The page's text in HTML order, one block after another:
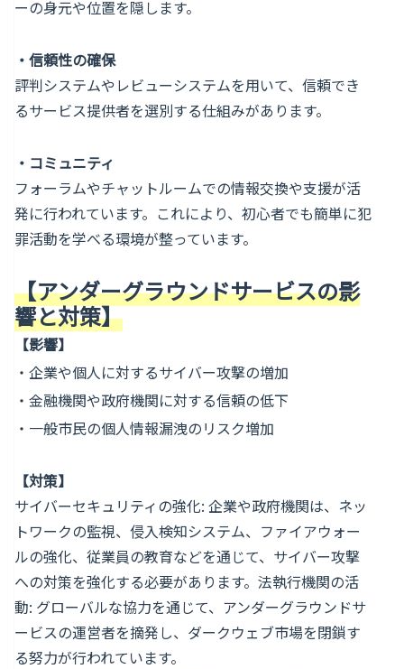
ーの身元や位置を隠します。
・ 信頼性の確保
評判システムやレビューシステムを用いて、信頼でき
るサービス提供者を選別する仕組みがあります。
・ コミュニティ
フォーラムやチャットルームでの情報交換や支援が活
発に行われています。これにより、初心者でも簡単に犯
罪活動を学べる環境が整っています。
【アンダーグラウンドサービスの影
響と対策】
【影響】
・企業や個人に対するサイバー攻撃の増加
・金融機関や政府機関に対する信頼の低下
・一般市民の個人情報漏洩のリスク増加
【対策】
サイバーセキュリティの強化: 企業や政府機関は、ネッ
トワークの監視、侵入検知システム、ファイアウォー
ルの強化、従業員の教育などを通じて、サイバー攻撃
への対策を強化する必要があります。法執行機関の活
動: グローバルな協力を通じて、アンダーグラウンドサ
ービスの運営者を摘発し、ダークウェブ市場を閉鎖す
る努力が行われています。